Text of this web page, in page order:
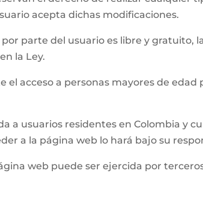
acepta dichas modificaciones.
por parte del usuario es libre y
la Ley.
el acceso a personas mayores de
a usuarios residentes en Colombia y
a la página web lo hará bajo su
web puede ser ejercida por